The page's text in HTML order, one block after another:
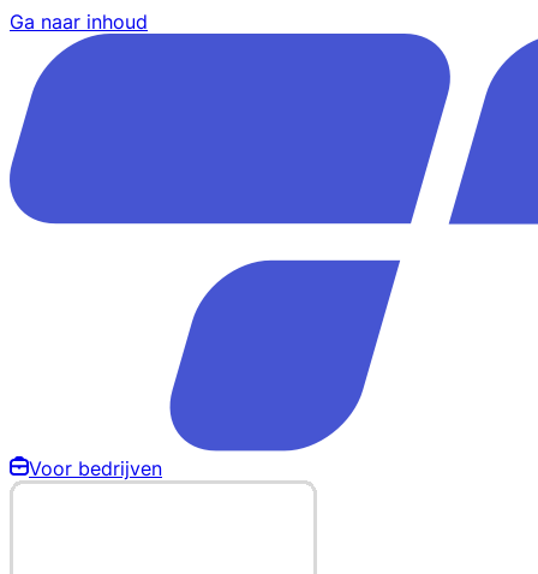
Ga naar inhoud
Voor bedrijven